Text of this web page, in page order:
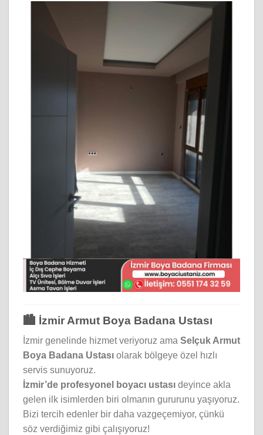
🏙️ İzmir Armut Boya Badana Ustası
İzmir genelinde hizmet veriyoruz ama Selçuk Armut
Boya Badana Ustası olarak bölgeye özel hızlı
servis sunuyoruz.
İzmir’de profesyonel boyacı ustası deyince akla
gelen ilk isimlerden biri olmanın gururunu yaşıyoruz.
Bizi tercih edenler bir daha vazgeçemiyor, çünkü
söz verdiğimiz gibi çalışıyoruz!